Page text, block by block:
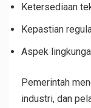
Ketersediaan
Kepastian
Aspek
Pemerintah
industri, dan